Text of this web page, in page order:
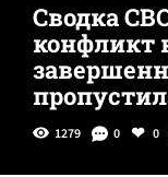
Сводка
конфликт
1279 0 0